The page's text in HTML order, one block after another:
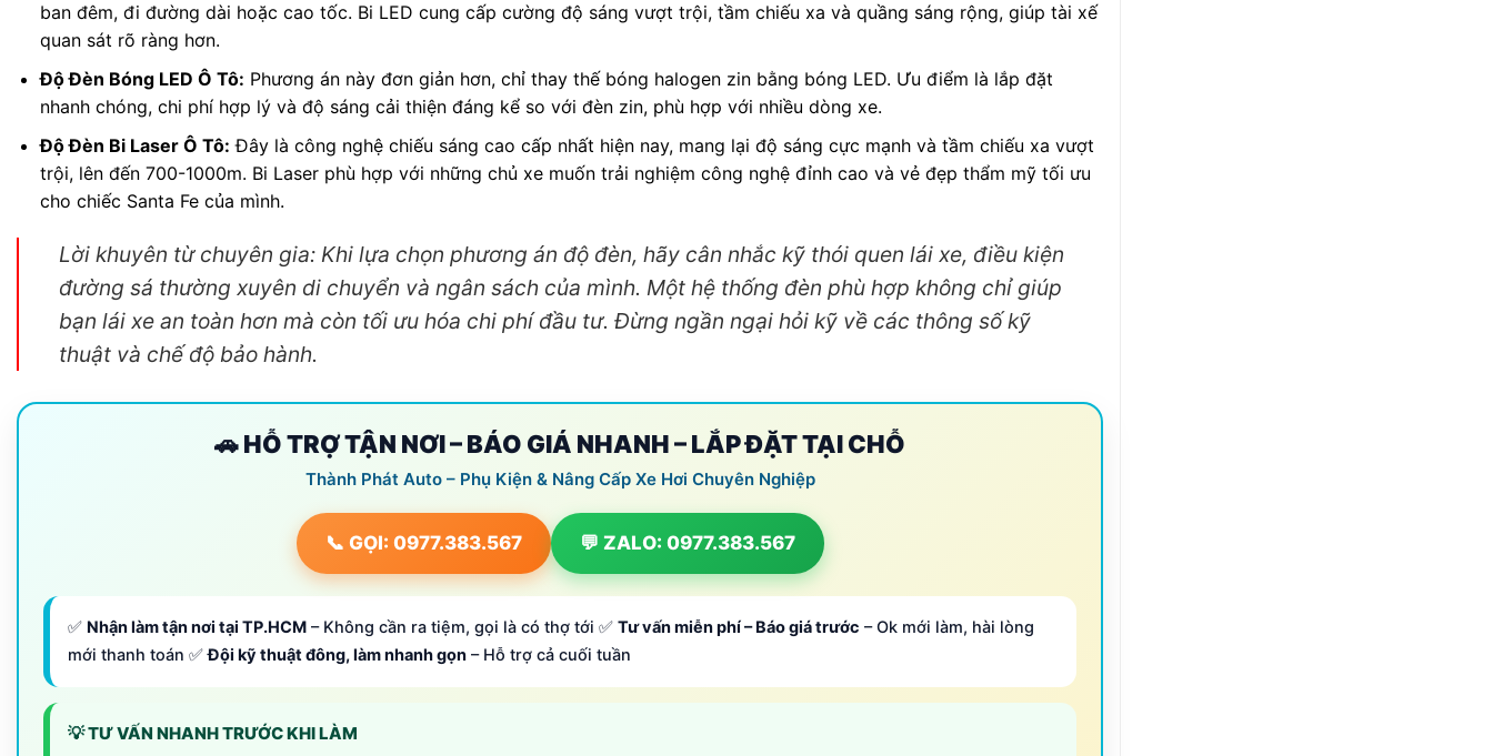
ban đêm, đi đường dài hoặc cao tốc. Bi LED cung cấp cường độ sáng vượt trội, tầm chiếu xa và quầng sáng rộng, giúp tài xế
quan sát rõ ràng hơn.
Độ Đèn Bóng LED Ô Tô: Phương án này đơn giản hơn, chỉ thay thế bóng halogen zin bằng bóng LED. Ưu điểm là lắp đặt
nhanh chóng, chi phí hợp lý và độ sáng cải thiện đáng kể so với đèn zin, phù hợp với nhiều dòng xe.
Độ Đèn Bi Laser Ô Tô: Đây là công nghệ chiếu sáng cao cấp nhất hiện nay, mang lại độ sáng cực mạnh và tầm chiếu xa vượt
trội, lên đến 700-1000m. Bi Laser phù hợp với những chủ xe muốn trải nghiệm công nghệ đỉnh cao và vẻ đẹp thẩm mỹ tối ưu
cho chiếc Santa Fe của mình.
Lời khuyên từ chuyên gia: Khi lựa chọn phương án độ đèn, hãy cân nhắc kỹ thói quen lái xe, điều kiện
đường sá thường xuyên di chuyển và ngân sách của mình. Một hệ thống đèn phù hợp không chỉ giúp
bạn lái xe an toàn hơn mà còn tối ưu hóa chi phí đầu tư. Đừng ngần ngại hỏi kỹ về các thông số kỹ
thuật và chế độ bảo hành.
🚗 HỖ TRỢ TẬN NƠI – BÁO GIÁ NHANH – LẮP ĐẶT TẠI CHỖ
Thành Phát Auto – Phụ Kiện & Nâng Cấp Xe Hơi Chuyên Nghiệp
📞 GỌI: 0977.383.567 💬 ZALO: 0977.383.567
✅ Nhận làm tận nơi tại TP.HCM – Không cần ra tiệm, gọi là có thợ tới ✅ Tư vấn miễn phí – Báo giá trước – Ok mới làm, hài lòng
mới thanh toán ✅Đội kỹ thuật đông, làm nhanh gọn – Hỗ trợ cả cuối tuần
💡 TƯ VẤN NHANH TRƯỚC KHI LÀM